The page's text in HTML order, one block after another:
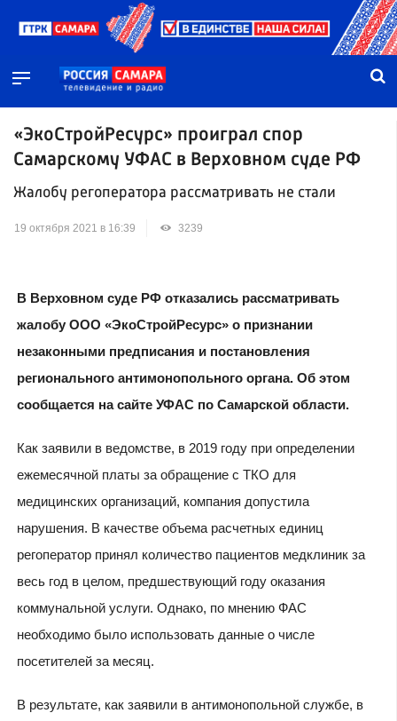
«ЭкоСтройРесурс» проиграл спор
Самарскому УФАС в Верховном суде РФ
Жалобу регоператора рассматривать не стали
19 октября 2021 в 16:39 3239
В Верховном суде РФ отказались рассматривать
жалобу ООО «ЭкоСтройРесурс» о признании
незаконными предписания и постановления
регионального антимонопольного органа. Об этом
сообщается на сайте УФАС по Самарской области.
Как заявили в ведомстве, в 2019 году при определении
ежемесячной платы за обращение с ТКО для
медицинских организаций, компания допустила
нарушения. В качестве объема расчетных единиц
регоператор принял количество пациентов медклиник за
весь год в целом, предшествующий году оказания
коммунальной услуги. Однако, по мнению ФАС
необходимо было использовать данные о числе
посетителей за месяц.
В результате, как заявили в антимонопольной службе, в